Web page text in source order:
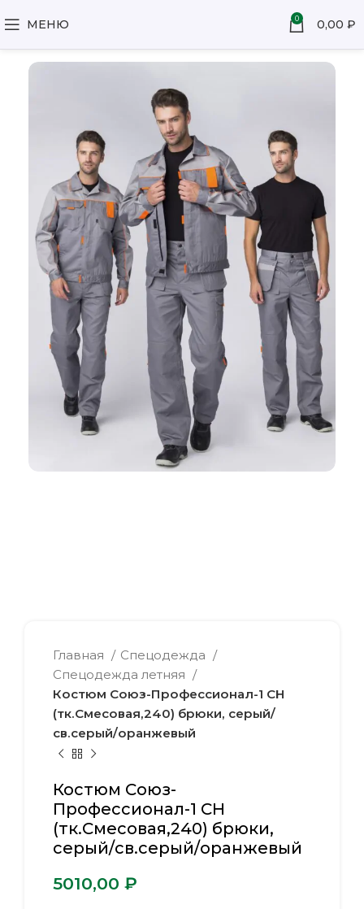
МЕНЮ 0 0,00 ₽
Главная
Спецодежда
Спецодежда летняя
Костюм Союз-Профессионал-1 CH
(тк.Смесовая,240) брюки, серый/
св.серый/оранжевый
Костюм Союз-
Профессионал-1 CH
(тк.Смесовая,240) брюки,
серый/св.серый/оранжевый
₽